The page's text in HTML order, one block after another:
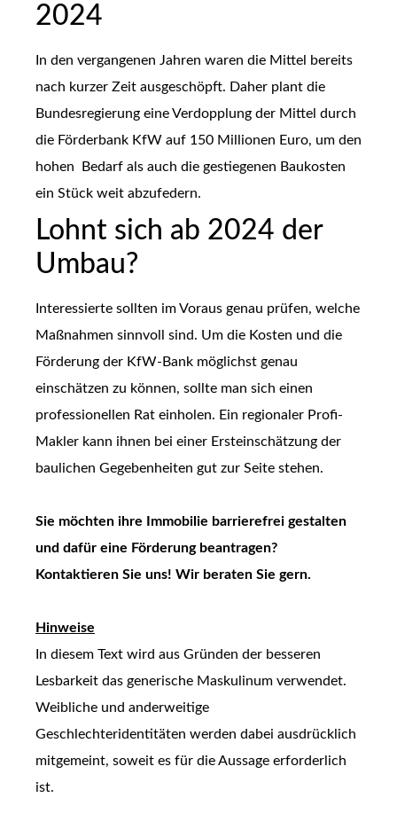
2024
In den vergangenen Jahren waren die Mittel bereits
nach kurzer Zeit ausgeschöpft. Daher plant die
Bundesregierung eine Verdopplung der Mittel durch
die Förderbank KfW auf 150 Millionen Euro, um den
hohen Bedarf als auch die gestiegenen Baukosten
ein Stück weit abzufedern.
Lohnt sich ab 2024 der
Umbau?
Interessierte sollten im Voraus genau prüfen, welche
Maßnahmen sinnvoll sind. Um die Kosten und die
Förderung der KfW-Bank möglichst genau
einschätzen zu können, sollte man sich einen
professionellen Rat einholen. Ein regionaler Profi-
Makler kann ihnen bei einer Ersteinschätzung der
baulichen Gegebenheiten gut zur Seite stehen.
Sie möchten ihre Immobilie barrierefrei gestalten
und dafür eine Förderung beantragen?
Kontaktieren Sie uns! Wir beraten Sie gern.
Hinweise
In diesem Text wird aus Gründen der besseren
Lesbarkeit das generische Maskulinum verwendet.
Weibliche und anderweitige
Geschlechteridentitäten werden dabei ausdrücklich
mitgemeint, soweit es für die Aussage erforderlich
ist.